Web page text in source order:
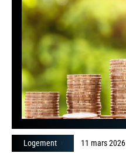
Logement 11 mars 2026